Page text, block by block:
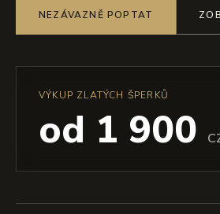
NEZÁVAZNĚ POPTAT
VÝKUP ZLATÝCH ŠPERKŮ
od 1 900